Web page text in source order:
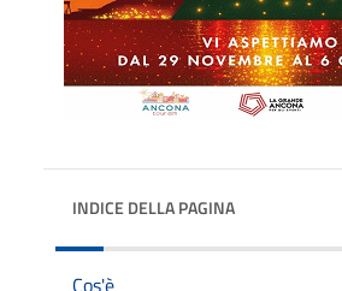
INDICE DELLA PAGINA
Cos'è